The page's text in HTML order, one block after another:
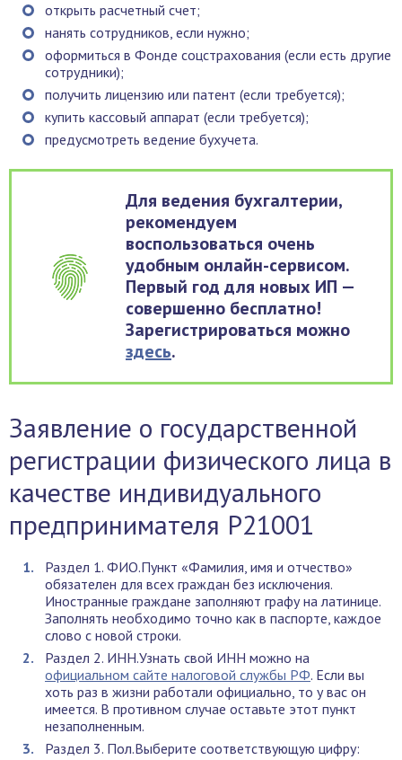
открыть расчетный счет;
нанять сотрудников, если нужно;
оформиться в Фонде соцстрахования (если есть другие
сотрудники);
получить лицензию или патент (если требуется);
купить кассовый аппарат (если требуется);
предусмотреть ведение бухучета.
Для ведения бухгалтерии,
рекомендуем
воспользоваться очень
удобным онлайн-сервисом.
Первый год для новых ИП —
совершенно бесплатно!
Зарегистрироваться можно
здесь.
Заявление о государственной
регистрации физического лица в
качестве индивидуального
предпринимателя Р21001
Раздел 1. ФИО.Пункт «Фамилия, имя и отчество»
обязателен для всех граждан без исключения.
Иностранные граждане заполняют графу на латинице.
Заполнять необходимо точно как в паспорте, каждое
слово с новой строки.
Раздел 2. ИНН.Узнать свой ИНН можно на
официальном сайте налоговой службы РФ. Если вы
хоть раз в жизни работали официально, то у вас он
имеется. В противном случае оставьте этот пункт
незаполненным.
Раздел 3. Пол.Выберите соответствующую цифру: